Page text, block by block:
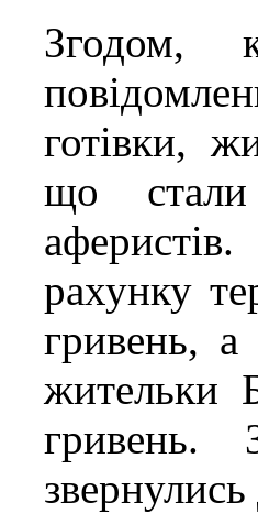
Згодом,
готівки,
що стали
рахунку
гривень, а
жительки
гривень.
звернулись